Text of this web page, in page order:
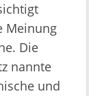
Meinung
Die
nannte
und